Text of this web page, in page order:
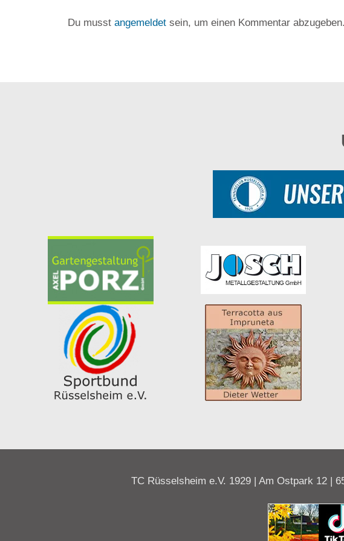
Du musst angemeldet sein, um einen Kommentar abzugeben.
TC Rüsselsheim e.V. 1929 | Am Ostpark 12 |